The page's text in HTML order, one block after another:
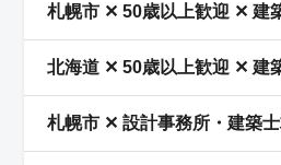
札幌市 ✕ 50歳以上歓迎 ✕ 建
北海道 ✕ 50歳以上歓迎 ✕ 建
札幌市 ✕ 設計事務所・建築